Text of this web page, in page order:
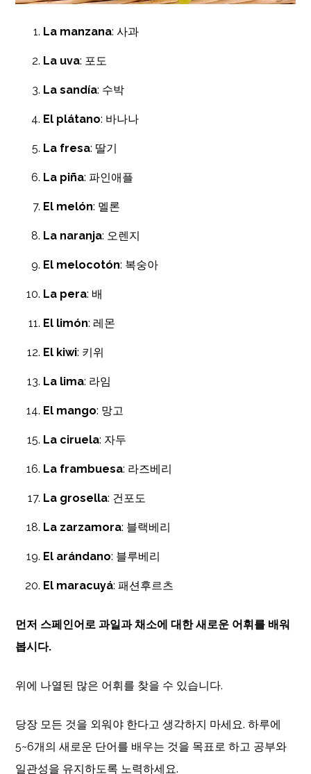
La manzana: 사과
La uva: 포도
La sandía: 수박
El plátano: 바나나
La fresa: 딸기
La piña: 파인애플
El melón: 멜론
La naranja: 오렌지
El melocotón: 복숭아
La pera: 배
El limón: 레몬
El kiwi: 키위
La lima: 라임
El mango: 망고
La ciruela: 자두
La frambuesa: 라즈베리
La grosella: 건포도
La zarzamora: 블랙베리
El arándano: 블루베리
El maracuyá: 패션후르츠
먼저 스페인어로 과일과 채소에 대한 새로운 어휘를 배워
봅시다.
위에 나열된 많은 어휘를 찾을 수 있습니다.
당장 모든 것을 외워야 한다고 생각하지 마세요. 하루에
5~6개의 새로운 단어를 배우는 것을 목표로 하고 공부와
일관성을 유지하도록 노력하세요.